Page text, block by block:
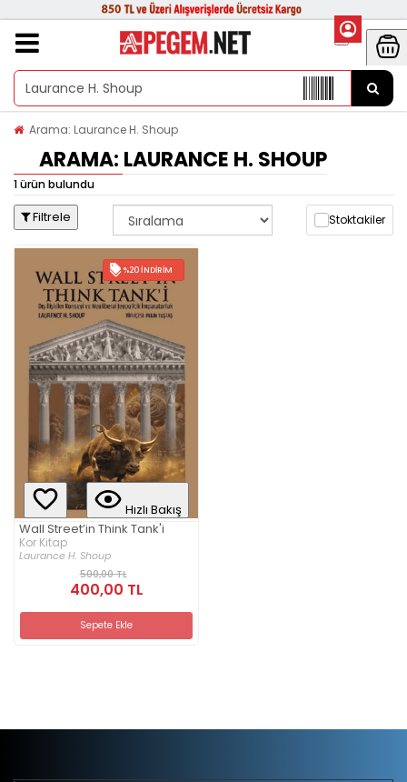
Arama: Laurance H. Shoup
ARAMA: LAURANCE H. SHOUP
1 ürün bulundu
Filtrele Stoktakiler
%20 İNDIRIM
Hızlı Bakış
Wall Street’in Think Tank'i
Kor Kitap
Laurance H. Shoup
500,00 TL
400,00 TL
Sepete Ekle